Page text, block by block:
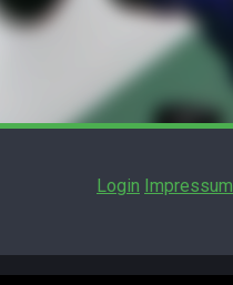
Login Impressum